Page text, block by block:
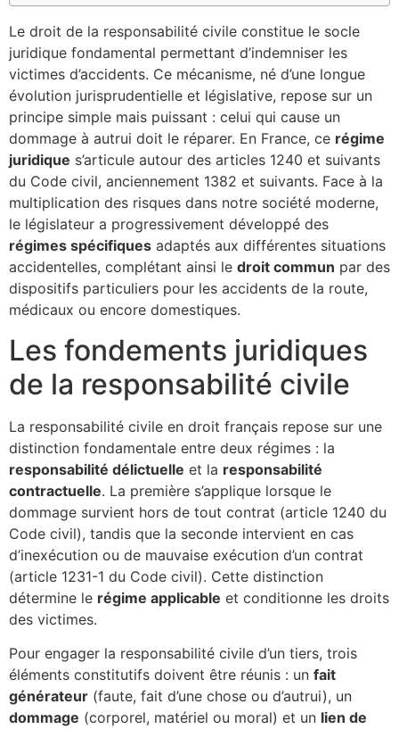
Le droit de la responsabilité civile constitue le socle
juridique fondamental permettant d’indemniser les
victimes d’accidents. Ce mécanisme, né d’une longue
évolution jurisprudentielle et législative, repose sur un
principe simple mais puissant : celui qui cause un
dommage à autrui doit le réparer. En France, ce régime
juridique s’articule autour des articles 1240 et suivants
du Code civil, anciennement 1382 et suivants. Face à la
multiplication des risques dans notre société moderne,
le législateur a progressivement développé des
régimes spécifiques adaptés aux différentes situations
accidentelles, complétant ainsi le droit commun par des
dispositifs particuliers pour les accidents de la route,
médicaux ou encore domestiques.
Les fondements juridiques
de la responsabilité civile
La responsabilité civile en droit français repose sur une
distinction fondamentale entre deux régimes : la
responsabilité délictuelle et la responsabilité
contractuelle. La première s’applique lorsque le
dommage survient hors de tout contrat (article 1240 du
Code civil), tandis que la seconde intervient en cas
d’inexécution ou de mauvaise exécution d’un contrat
(article 1231-1 du Code civil). Cette distinction
détermine le régime applicable et conditionne les droits
des victimes.
Pour engager la responsabilité civile d’un tiers, trois
éléments constitutifs doivent être réunis : un fait
générateur (faute, fait d’une chose ou d’autrui), un
dommage (corporel, matériel ou moral) et un lien de